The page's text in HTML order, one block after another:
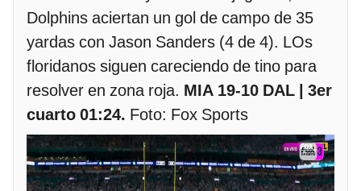
Dolphins aciertan un gol de campo de 35
yardas con Jason Sanders (4 de 4). LOs
floridanos siguen careciendo de tino para
resolver en zona roja. MIA 19-10 DAL | 3er
cuarto 01:24. Foto: Fox Sports